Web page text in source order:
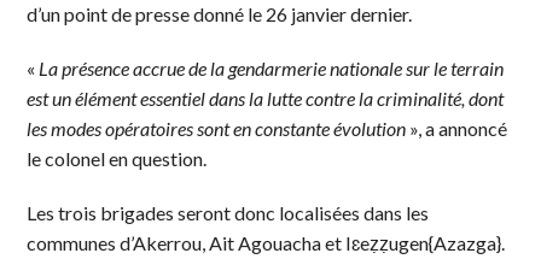
d’un point de presse donné le 26 janvier dernier.
« La présence accrue de la gendarmerie nationale sur le terrain
est un élément essentiel dans la lutte contre la criminalité, dont
les modes opératoires sont en constante évolution », a annoncé
le colonel en question.
Les trois brigades seront donc localisées dans les
communes d’Akerrou, Ait Agouacha et Iɛeẓẓugen{Azazga}.